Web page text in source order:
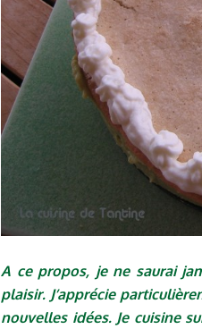
A ce propos, je ne saurai
plaisir. J’apprécie
nouvelles idées. Je cuisine